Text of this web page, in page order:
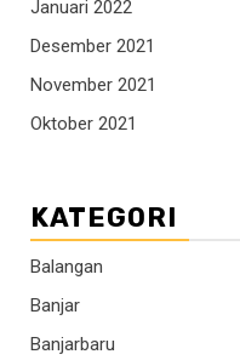
Januari 2022
Desember 2021
November 2021
Oktober 2021
KATEGORI
Balangan
Banjar
Banjarbaru